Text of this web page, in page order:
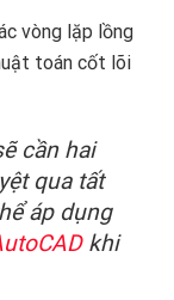
vòng lặp lồng
toán cốt lõi
cần hai
qua tất
áp dụng
khi